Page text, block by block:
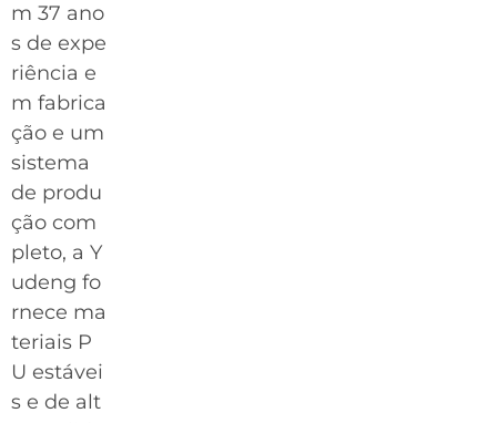
m 37 ano
s de expe
riência e
m fabrica
ção e um
sistema
de produ
ção com
pleto, a Y
udeng fo
rnece ma
teriais P
U estávei
s e de alt